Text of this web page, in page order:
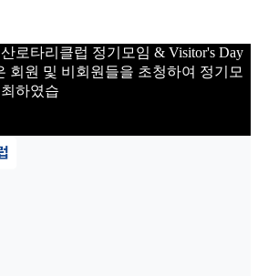
로타리클럽 정기모임 & Visitor's Day
회원 및 비회원들을 초청하여 정기모
하였습